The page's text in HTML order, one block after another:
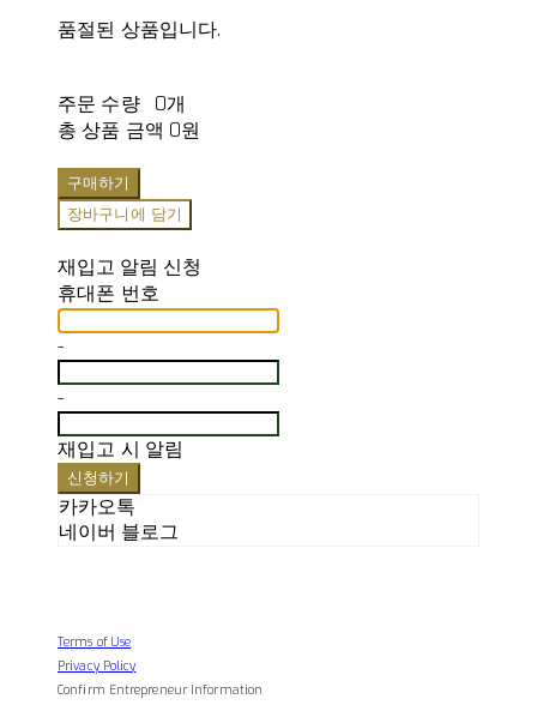
품절된 상품입니다.
주문 수량
0개
총 상품 금액 0원
구매하기
장바구니에 담기
재입고 알림 신청
휴대폰 번호
-
-
재입고 시 알림
신청하기
카카오톡
네이버 블로그
Terms of Use
Privacy Policy
Confirm Entrepreneur Information